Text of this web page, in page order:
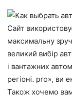
Сайт
максимальну
великий вибір
і вантажних
регіоні. pro», ви
Також хочемо